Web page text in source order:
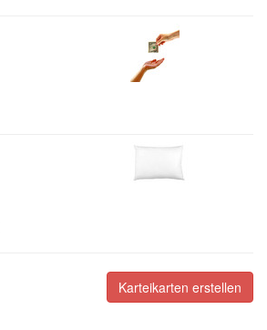
Karteikarten erstellen